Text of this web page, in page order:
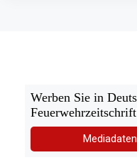
Werben Sie in